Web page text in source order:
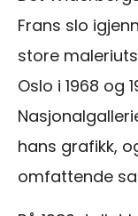
Frans slo
store
Oslo i 1968 og
hans grafikk,
omfattende